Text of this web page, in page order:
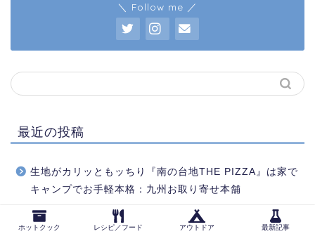
＼ Follow me ／
最近の投稿
生地がカリッともッちり『南の台地THE PIZZA』は家で
キャンプでお手軽本格：九州お取り寄せ本舗
RIZAPサポートミールで糖質コントロール／高タンパク
ホットクック レシピ／フード アウトドア 最新記事